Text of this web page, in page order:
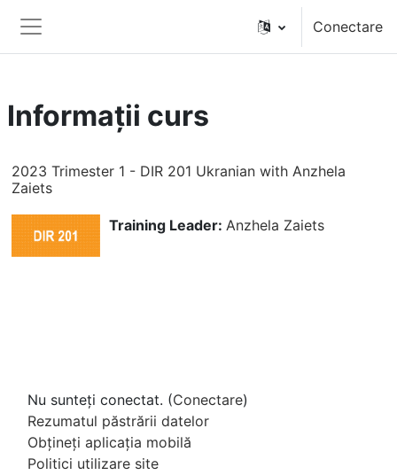
Panou lateral
Conectare
Informații curs
2023 Trimester 1 - DIR 201 Ukranian with Anzhela
Zaiets
Training Leader: Anzhela Zaiets
Nu sunteți conectat. (Conectare)
Rezumatul păstrării datelor
Obțineți aplicația mobilă
Politici utilizare site